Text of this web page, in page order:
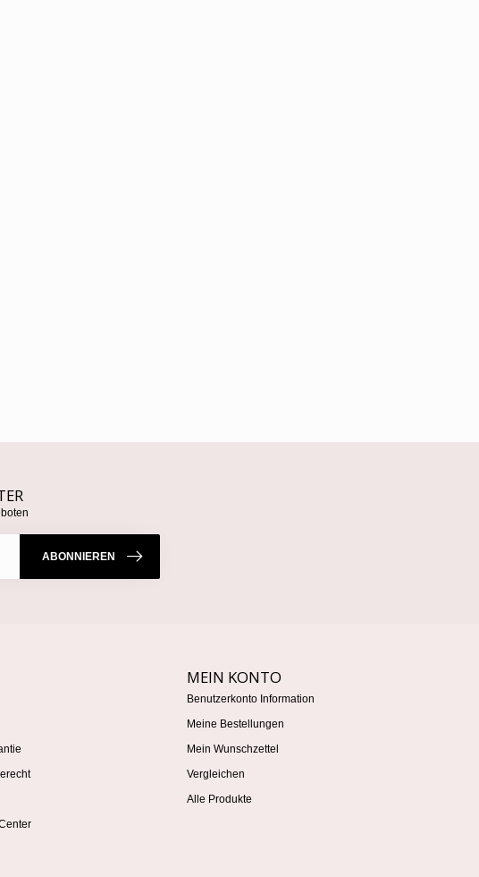
ABONNIEREN
MEIN KONTO
Benutzerkonto Information
Meine Bestellungen
Mein Wunschzettel
Vergleichen
Alle Produkte